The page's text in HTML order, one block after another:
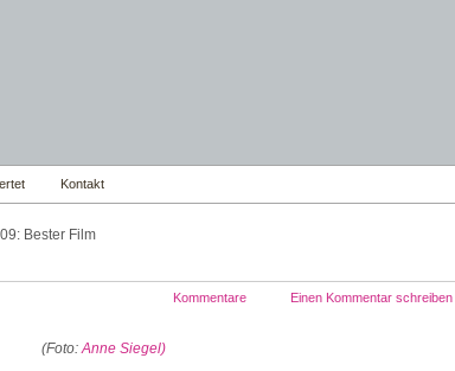
Kontakt
Bester Film
Einen Kommentar schreiben
Kommentare
(Foto:Anne Siegel)